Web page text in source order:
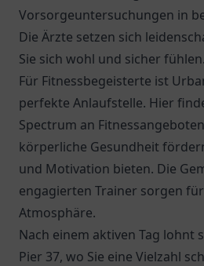
Vorsorgeuntersuchungen in
Die Ärzte setzen sich
Sie sich wohl und sicher fühlen.
Für Fitnessbegeisterte ist
perfekte Anlaufstelle. Hier
Spectrum an
körperliche Gesundheit
und Motivation bieten. Die
engagierten Trainer sorgen
Atmosphäre.
Nach einem aktiven Tag lohnt
Pier 37, wo Sie eine Vielzahl